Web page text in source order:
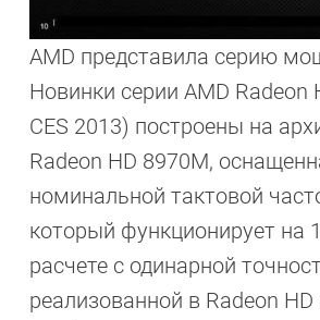
AMD представила серию
Новинки серии AMD
CES 2013) построены на
Radeon HD 8970M,
номинальной тактовой
который функционирует на
расчете с одинарной
реализованной в Radeon